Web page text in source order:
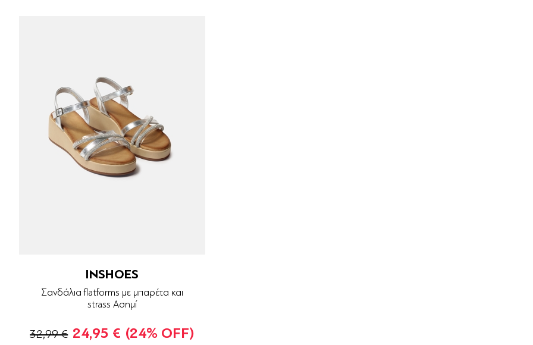
INSHOES
Σανδάλια flatforms με μπαρέτα και
strass Ασημί
32,99 € 24,95 € (24% OFF)